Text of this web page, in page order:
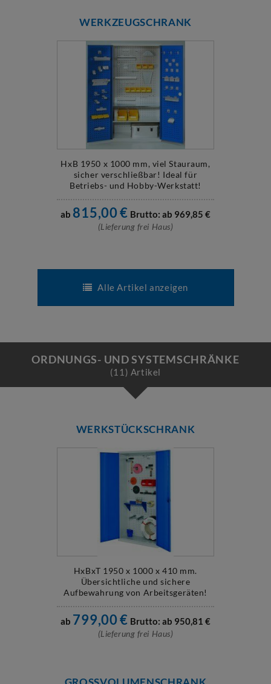
WERKZEUGSCHRANK
HxB 1950 x 1000 mm, viel Stauraum,
sicher verschließbar! Ideal für
Betriebs- und Hobby-Werkstatt!
ab 815,00€ Brutto: ab 969,85 €
(Lieferung frei Haus)
Alle Artikel anzeigen
ORDNUNGS- UND SYSTEMSCHRÄNKE
(11) Artikel
WERKSTÜCKSCHRANK
HxBxT 1950 x 1000 x 410 mm.
Übersichtliche und sichere
Aufbewahrung von Arbeitsgeräten!
ab 799,00€ Brutto: ab 950,81 €
(Lieferung frei Haus)